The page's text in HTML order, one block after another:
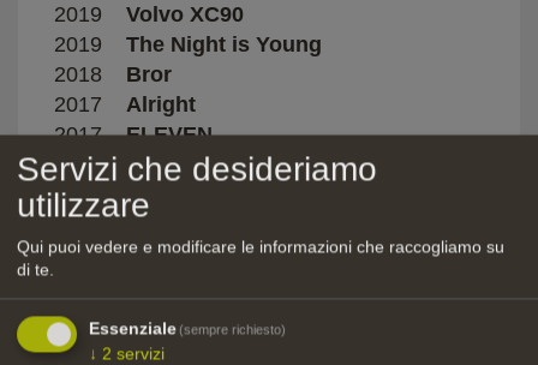
2019
Volvo XC90
2019
The Night is Young
2018
Bror
2017
Alright
2017
ELEVEN
Video assist
2024
The Ice Tower
Servizi che desideriamo
utilizzare
Qui puoi vedere e modificare le informazioni che raccogliamo su
di te.
Essenziale(sempre richiesto)
↓ 2 servizi